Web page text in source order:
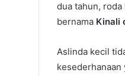
dua tahun,
bernama Kinali
Aslinda kecil
kesederhanaan